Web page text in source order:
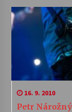
16. 9. 2010
Petr